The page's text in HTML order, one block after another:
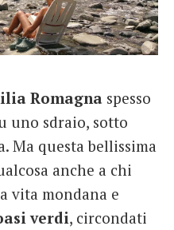
Romagna spesso
uno sdraio, sotto
Ma questa bellissima
anche a chi
vita mondana e
verdi, circondati